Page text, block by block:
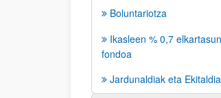
Boluntariotza
Ikasleen % 0,7 elkartasun
fondoa
Jardunaldiak eta